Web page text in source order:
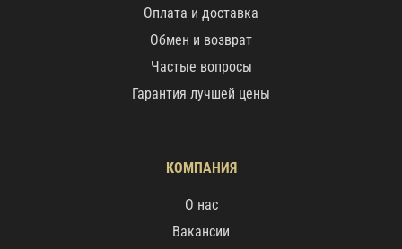
Оплата и доставка
Обмен и возврат
Частые вопросы
Гарантия лучшей цены
КОМПАНИЯ
О нас
Вакансии